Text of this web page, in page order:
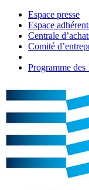
Espace presse
Espace
Centrale
Comité
Programme des